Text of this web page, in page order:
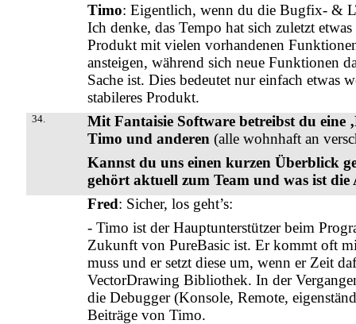
Timo: Eigentlich, wenn du die Bugfix- &
Ich denke, das Tempo hat sich zuletzt
Produkt mit vielen vorhandenen
ansteigen, während sich neue Funktionen
Sache ist. Dies bedeutet nur einfach etwas
stabileres Produkt.
34.
Mit Fantaisie Software betreibst du eine
Timo und anderen (alle wohnhaft an
Kannst du uns einen kurzen Überblick
gehört aktuell zum Team und was ist die
Fred: Sicher, los geht’s:
- Timo ist der Hauptunterstützer beim
Zukunft von PureBasic ist. Er kommt oft
muss und er setzt diese um, wenn er Zeit
VectorDrawing Bibliothek. In der
die Debugger (Konsole, Remote,
Beiträge von Timo.